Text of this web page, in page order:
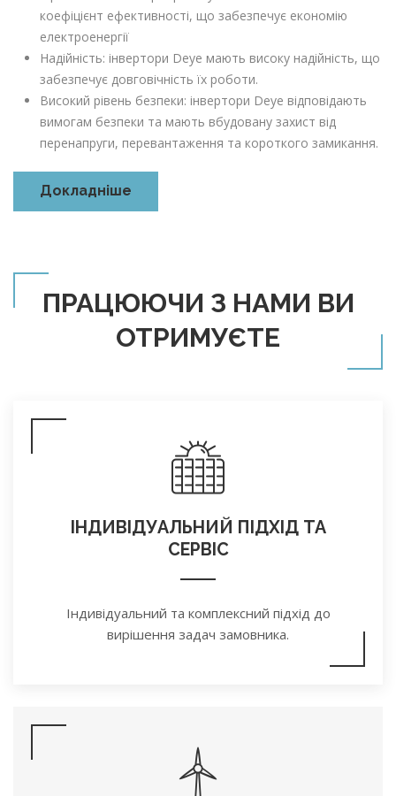
коефіцієнт ефективності, що забезпечує економію
електроенергії
Надійність: інвертори Deye мають високу надійність, що
забезпечує довговічність їх роботи.
Високий рівень безпеки: інвертори Deye відповідають
вимогам безпеки та мають вбудовану захист від
перенапруги, перевантаження та короткого замикання.
Докладніше
ПРАЦЮЮЧИ З НАМИ ВИ
ОТРИМУЄТЕ
ІНДИВІДУАЛЬНИЙ ПІДХІД ТА
СЕРВІС
Індивідуальний та комплексний підхід до
вирішення задач замовника.